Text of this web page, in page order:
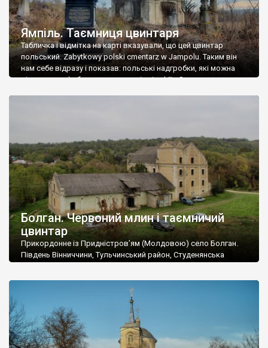
Ямпіль. Таємниця цвинтаря
Табличка і відмітка на карті вказували, що цей цвинтар
польський. Zabytkowy polski cmentarz w Jampolu. Таким він
нам себе відразу і показав: польські надгробки, які можна
віднести до фабричних, польські епітафії… Загалом цвинтар
Болган. Червоний млин і таємничий
цвинтар
Прикордонне із Придністров’ям (Молдовою) село Болган.
Південь Вінниччини, Тульчинський район, Студенянська
старовинний цвинтар із кам’яними хрестами. Всі епітафії, які
збереглися, написані кирилицею, церковнослов’янською
мовою. За всіма традиційними ознаками – цвинтар
український. Хрести датуються 19 століттям. У 1924-1940
роках Болган […]